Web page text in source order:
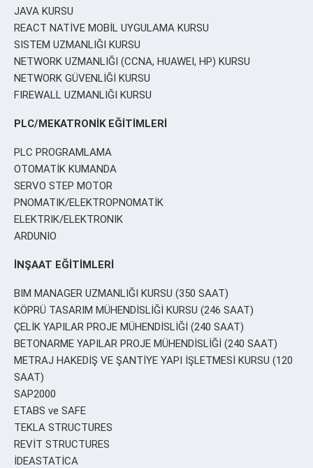
JAVA KURSU
REACT NATİVE MOBİL UYGULAMA KURSU
SISTEM UZMANLIĞI KURSU
NETWORK UZMANLIĞI (CCNA, HUAWEI, HP) KURSU
NETWORK GÜVENLİĞİ KURSU
FIREWALL UZMANLIĞI KURSU
PLC/MEKATRONİK EĞİTİMLERİ
PLC PROGRAMLAMA
OTOMATİK KUMANDA
SERVO STEP MOTOR
PNOMATIK/ELEKTROPNOMATİK
ELEKTRIK/ELEKTRONIK
ARDUNIO
İNŞAAT EĞİTİMLERİ
BIM MANAGER UZMANLIĞI KURSU (350 SAAT)
KÖPRÜ TASARIM MÜHENDİSLİĞİ KURSU (246 SAAT)
ÇELİK YAPILAR PROJE MÜHENDİSLİĞİ (240 SAAT)
BETONARME YAPILAR PROJE MÜHENDİSLİĞİ (240 SAAT)
METRAJ HAKEDİŞ VE ŞANTİYE YAPI İŞLETMESİ KURSU (120
SAAT)
SAP2000
ETABS ve SAFE
TEKLA STRUCTURES
REVİT STRUCTURES
İDEASTATİCA